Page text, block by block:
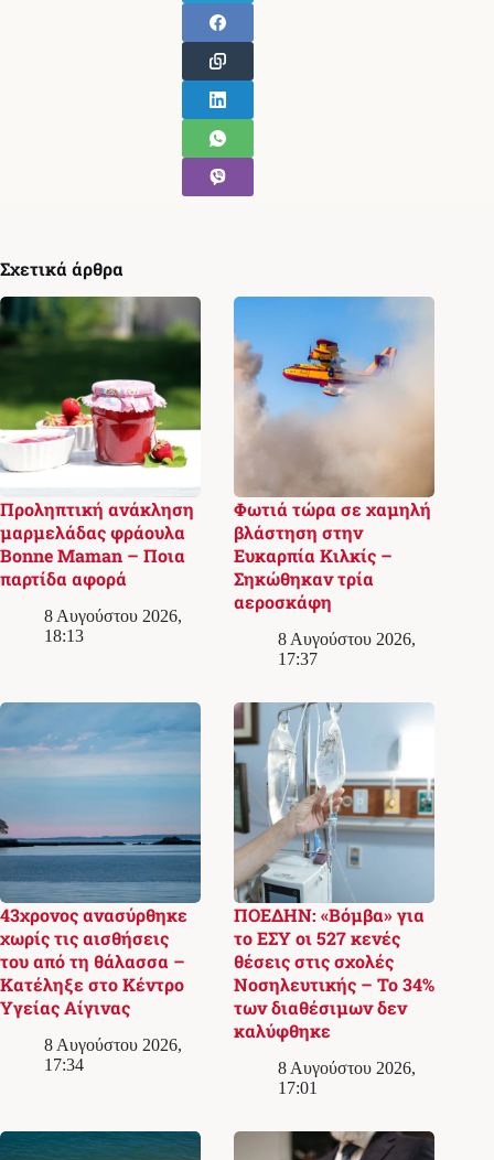
Σχετικά άρθρα
Προληπτική ανάκληση
μαρμελάδας φράουλα
Bonne Maman – Ποια
παρτίδα αφορά
8 Αυγούστου 2026,
18:13
Φωτιά τώρα σε χαμηλή
βλάστηση στην
Ευκαρπία Κιλκίς –
Σηκώθηκαν τρία
αεροσκάφη
8 Αυγούστου 2026,
17:37
43χρονος ανασύρθηκε
χωρίς τις αισθήσεις
του από τη θάλασσα –
Κατέληξε στο Κέντρο
Υγείας Αίγινας
8 Αυγούστου 2026,
17:34
ΠΟΕΔΗΝ: «Βόμβα» για
το ΕΣΥ οι 527 κενές
θέσεις στις σχολές
Νοσηλευτικής – Το 34%
των διαθέσιμων δεν
καλύφθηκε
8 Αυγούστου 2026,
17:01